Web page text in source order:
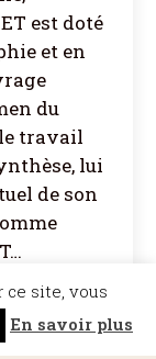
est doté
et en
du
travail
lui
de son
:
site, vous
En savoir plus